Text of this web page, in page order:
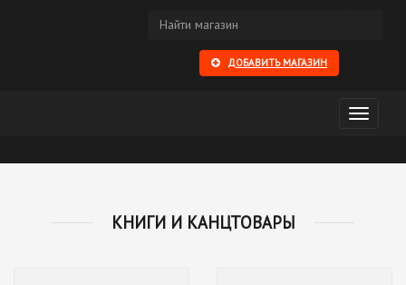
ДОБАВИТЬ МАГАЗИН
Открыть
КНИГИ И КАНЦТОВАРЫ